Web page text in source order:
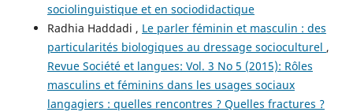
sociolinguistique et en sociodidactique
Radhia Haddadi , Le parler féminin et masculin : des
particularités biologiques au dressage socioculturel ,
Revue Société et langues: Vol. 3 No 5 (2015): Rôles
masculins et féminins dans les usages sociaux
langagiers : quelles rencontres ? Quelles fractures ?